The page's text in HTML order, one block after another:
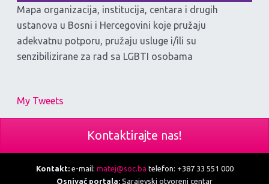
Mapa organizacija, institucija, centara i drugih
ustanova u Bosni i Hercegovini koje pružaju
adekvatnu potporu, pružaju usluge i/ili su
senzibilizirane za rad sa LGBTI osobama
My Tweets
Kontaktirajte nas!
Kontakt:e-mail: matej@soc.ba telefon: +387 33 551 000
Osnivač portala: Sarajevski otvoreni centar